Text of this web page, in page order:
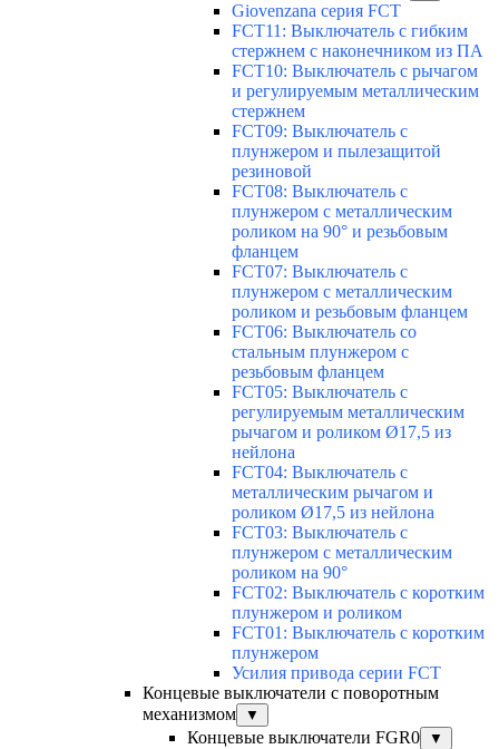
Giovenzana серия FCT
FCT11: Выключатель с гибким
стержнем с наконечником из ПА
FCT10: Выключатель с рычагом
и регулируемым металлическим
стержнем
FCT09: Выключатель с
плунжером и пылезащитой
резиновой
FCT08: Выключатель с
плунжером с металлическим
роликом на 90° и резьбовым
фланцем
FCT07: Выключатель с
плунжером с металлическим
роликом и резьбовым фланцем
FCT06: Выключатель со
стальным плунжером с
резьбовым фланцем
FCT05: Выключатель с
регулируемым металлическим
рычагом и роликом Ø17,5 из
нейлона
FCT04: Выключатель с
металлическим рычагом и
роликом Ø17,5 из нейлона
FCT03: Выключатель с
плунжером с металлическим
роликом на 90°
FCT02: Выключатель с коротким
плунжером и роликом
FCT01: Выключатель с коротким
плунжером
Усилия привода серии FCT
Концевые выключатели с поворотным
механизмом
▼
Концевые выключатели FGR0 ▼